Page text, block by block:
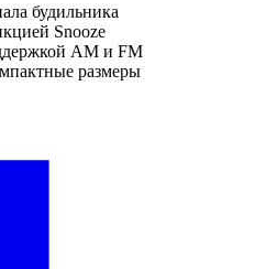
будильника
Snooze
AM и FM
размеры